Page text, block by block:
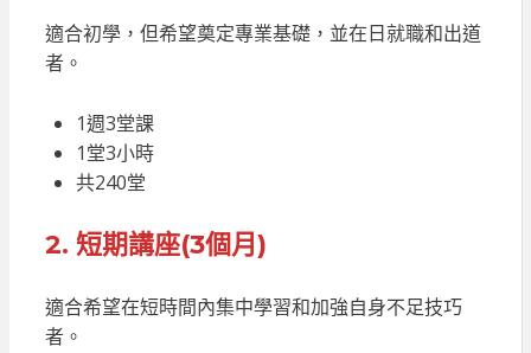
適合初學，但希望奠定專業基礎，並在日就職和出道
者。
1週3堂課
1堂3小時
共240堂
2. 短期講座(3個月)
適合希望在短時間內集中學習和加強自身不足技巧
者。